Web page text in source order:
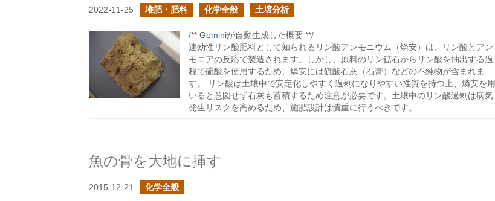
2022-11-25 堆肥・肥料 化学全般 土壌分析
/** Geminiが自動生成した概要 **/
速効性リン酸肥料として知られるリン酸アンモニウム（燐安）は、リン酸とアン
モニアの反応で製造されます。しかし、原料のリン鉱石からリン酸を抽出する過
程で硫酸を使用するため、燐安には硫酸石灰（石膏）などの不純物が含まれま
す。 リン酸は土壌中で安定化しやすく過剰になりやすい性質を持つ上、燐安を用
いると意図せず石灰も蓄積するため注意が必要です。土壌中のリン酸過剰は病気
発生リスクを高めるため、施肥設計は慎重に行うべきです。
魚の骨を大地に挿す
2015-12-21 化学全般